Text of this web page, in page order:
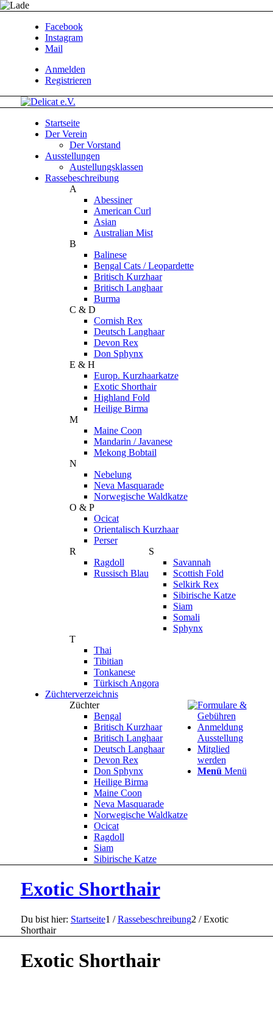
Facebook
Instagram
Mail
Anmelden
Registrieren
Startseite
Der Verein
Der Vorstand
Ausstellungen
Austellungsklassen
Rassebeschreibung
A
Abessiner
American Curl
Asian
Australian Mist
B
Balinese
Bengal Cats / Leopardette
Britisch Kurzhaar
Britisch Langhaar
Burma
C & D
Cornish Rex
Deutsch Langhaar
Devon Rex
Don Sphynx
E & H
Europ. Kurzhaarkatze
Exotic Shorthair
Highland Fold
Heilige Birma
M
Maine Coon
Mandarin / Javanese
Mekong Bobtail
N
Nebelung
Neva Masquarade
Norwegische Waldkatze
O & P
Ocicat
Orientalisch Kurzhaar
Perser
R
Ragdoll
Russisch Blau
S
Savannah
Scottish Fold
Selkirk Rex
Sibirische Katze
Siam
Somali
Sphynx
T
Thai
Tibitian
Tonkanese
Türkisch Angora
Züchterverzeichnis
Züchter
Bengal
Britisch Kurzhaar
Britisch Langhaar
Deutsch Langhaar
Devon Rex
Don Sphynx
Heilige Birma
Maine Coon
Neva Masquarade
Norwegische Waldkatze
Ocicat
Ragdoll
Siam
Sibirische Katze
Formulare &
Gebühren
Anmeldung
Ausstellung
Mitglied
werden
Menü Menü
Exotic Shorthair
Du bist hier: Startseite1 / Rassebeschreibung2 / Exotic
Shorthair
Exotic Shorthair